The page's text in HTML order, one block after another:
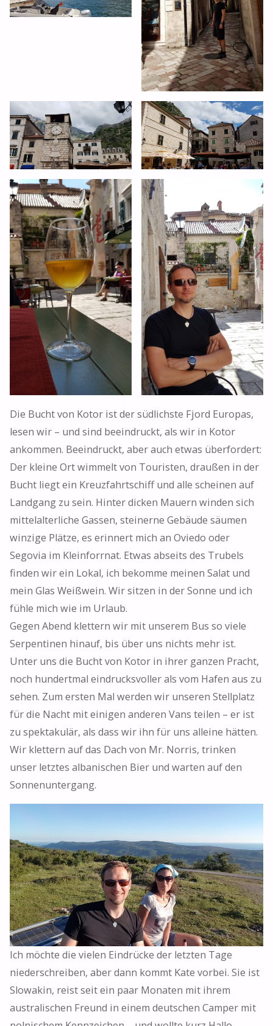
Die Bucht von Kotor ist der südlichste Fjord Europas,
lesen wir – und sind beeindruckt, als wir in Kotor
ankommen. Beeindruckt, aber auch etwas überfordert:
Der kleine Ort wimmelt von Touristen, draußen in der
Bucht liegt ein Kreuzfahrtschiff und alle scheinen auf
Landgang zu sein. Hinter dicken Mauern winden sich
mittelalterliche Gassen, steinerne Gebäude säumen
winzige Plätze, es erinnert mich an Oviedo oder
Segovia im Kleinforrnat. Etwas abseits des Trubels
finden wir ein Lokal, ich bekomme meinen Salat und
mein Glas Weißwein. Wir sitzen in der Sonne und ich
fühle mich wie im Urlaub.
Gegen Abend klettern wir mit unserem Bus so viele
Serpentinen hinauf, bis über uns nichts mehr ist.
Unter uns die Bucht von Kotor in ihrer ganzen Pracht,
noch hundertmal eindrucksvoller als vom Hafen aus zu
sehen. Zum ersten Mal werden wir unseren Stellplatz
für die Nacht mit einigen anderen Vans teilen – er ist
zu spektakulär, als dass wir ihn für uns alleine hätten.
Wir klettern auf das Dach von Mr. Norris, trinken
unser letztes albanischen Bier und warten auf den
Sonnenuntergang.
Ich möchte die vielen Eindrücke der letzten Tage
niederschreiben, aber dann kommt Kate vorbei. Sie ist
Slowakin, reist seit ein paar Monaten mit ihrem
australischen Freund in einem deutschen Camper mit